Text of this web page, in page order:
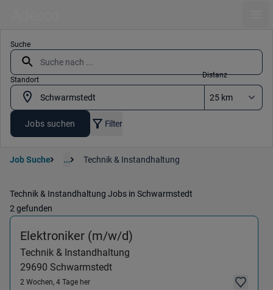
Suche
Standort
Distanz
Jobs suchen Filter
Job Suche ... Technik & Instandhaltung
Technik & Instandhaltung Jobs in Schwarmstedt
2 gefunden
Elektroniker (m/w/d)
Technik & Instandhaltung
29690 Schwarmstedt
2 Wochen, 4 Tage her